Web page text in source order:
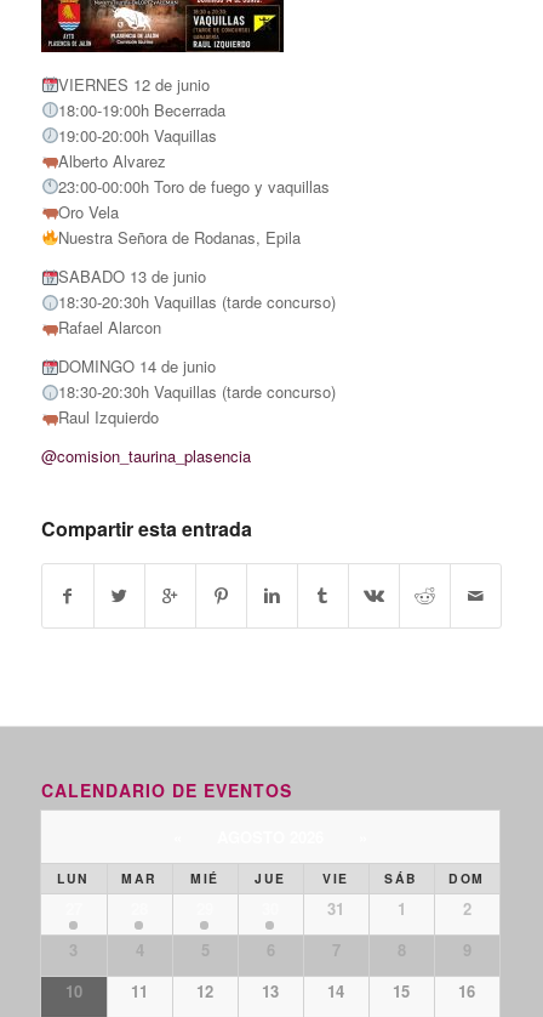
VIERNES 12 de junio
18:00-19:00h Becerrada
19:00-20:00h Vaquillas
Alberto Alvarez
23:00-00:00h Toro de fuego y vaquillas
Oro Vela
Nuestra Señora de Rodanas, Epila
SABADO 13 de junio
18:30-20:30h Vaquillas (tarde concurso)
Rafael Alarcon
DOMINGO 14 de junio
18:30-20:30h Vaquillas (tarde concurso)
Raul Izquierdo
@comision_taurina_plasencia
Compartir esta entrada
CALENDARIO DE EVENTOS
LUN MAR MIÉ JUE VIE SÁB DOM
31 1
2
3
4 5 6 7 8
9
10
11 12 13 14 15
16